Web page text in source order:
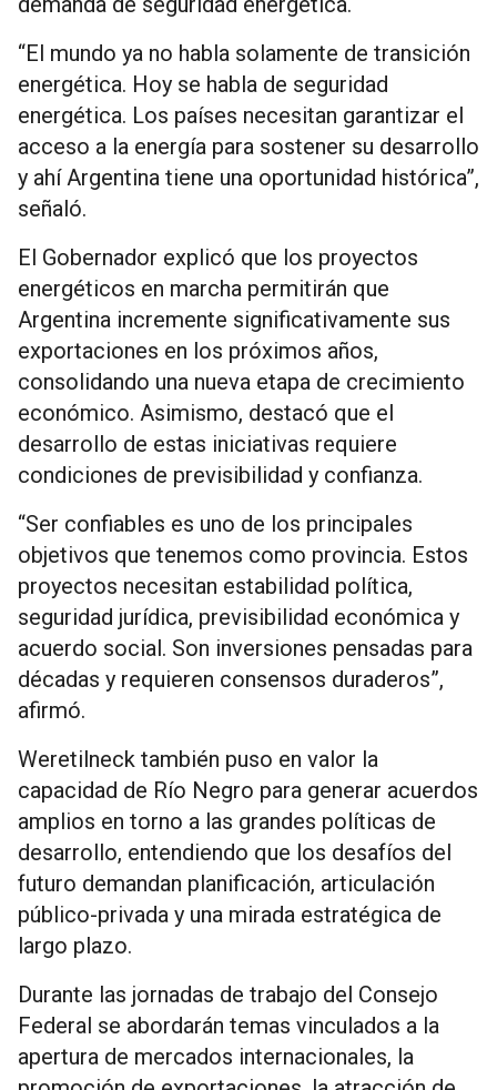
“El mundo ya no habla solamente de transición
energética. Hoy se habla de seguridad
energética. Los países necesitan garantizar el
acceso a la energía para sostener su desarrollo
y ahí Argentina tiene una oportunidad histórica”,
señaló.
El Gobernador explicó que los proyectos
energéticos en marcha permitirán que
Argentina incremente significativamente sus
exportaciones en los próximos años,
consolidando una nueva etapa de crecimiento
económico. Asimismo, destacó que el
desarrollo de estas iniciativas requiere
condiciones de previsibilidad y confianza.
“Ser confiables es uno de los principales
objetivos que tenemos como provincia. Estos
proyectos necesitan estabilidad política,
seguridad jurídica, previsibilidad económica y
acuerdo social. Son inversiones pensadas para
décadas y requieren consensos duraderos”,
afirmó.
Weretilneck también puso en valor la
capacidad de Río Negro para generar acuerdos
amplios en torno a las grandes políticas de
desarrollo, entendiendo que los desafíos del
futuro demandan planificación, articulación
público-privada y una mirada estratégica de
largo plazo.
Durante las jornadas de trabajo del Consejo
Federal se abordarán temas vinculados a la
apertura de mercados internacionales, la